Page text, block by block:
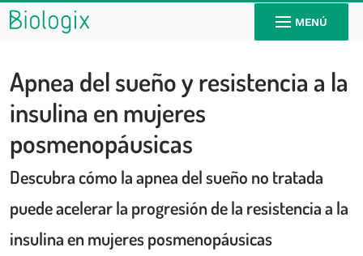
MENÚ
Apnea del sueño y resistencia a la
insulina en mujeres
posmenopáusicas
Descubra cómo la apnea del sueño no tratada
puede acelerar la progresión de la resistencia a la
insulina en mujeres posmenopáusicas